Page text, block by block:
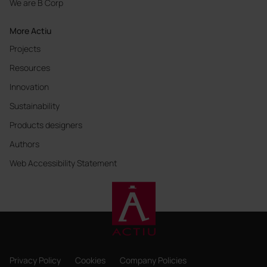
We are B Corp
More Actiu
Projects
Resources
Innovation
Sustainability
Products designers
Authors
Web Accessibility Statement
Privacy Policy Cookies Company Policies